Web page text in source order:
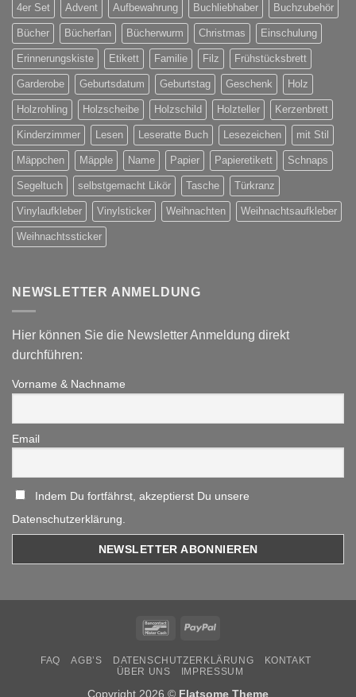
4er Set Advent Aufbewahrung Buchliebhaber Buchzubehör
Bücher Bücherfan Bücherwurm Christmas Einschulung
Erinnerungskiste Etikett Familie Filz Frühstücksbrett
Garderobe Geburtsdatum Geburtstag Geschenk Holz
Holzrohling Holzscheibe Holzschild Holzteller Kerzenbrett
Kinderzimmer Lesen Leseratte Buch Lesezeichen mit Stil
Mäppchen Mäpple Name Papier Papieretikett Schnaps
Segeltuch selbstgemacht Likör Tasche Türkranz
Vinylaufkleber Vinylsticker Weihnachten Weihnachtsaufkleber
Weihnachtssticker
NEWSLETTER ANMELDUNG
Hier können Sie die Newsletter Anmeldung direkt
durchführen:
Vorname & Nachname
Email
Indem Du fortfährst, akzeptierst Du unsere
Datenschutzerklärung.
BancontactPayPal
FAQ AGB’S DATENSCHUTZERKLÄRUNG
KONTAKT
ÜBER UNS
IMPRESSUM
Copyright 2026 © Flatsome Theme